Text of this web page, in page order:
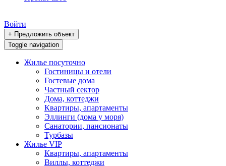
Войти
+ Предложить объект
Toggle navigation
Жилье посуточно
Гостиницы и отели
Гостевые дома
Частный сектор
Дома, коттеджи
Квартиры, апартаменты
Эллинги (дома у моря)
Санатории, пансионаты
Турбазы
Жилье VIP
Квартиры, апартаменты
Виллы, коттеджи